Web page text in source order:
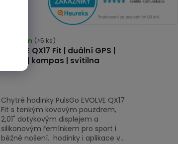
EVOLVE QX17 Fit | duální GPS |
volání | kompas | svítilna
Skladem (>5 ks)
Chytré hodinky PulsGo EVOLVE QX17
Fit s tenkým kovovým pouzdrem,
2,01" dotykovým displejem a
silikonovým řemínkem pro sport i
běžné nošení. hodinky i aplikace v...